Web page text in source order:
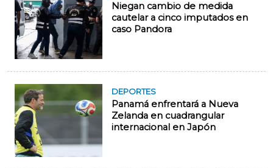
Niegan cambio de medida
cautelar a cinco imputados en
caso Pandora
DEPORTES
Panamá enfrentará a Nueva
Zelanda en cuadrangular
internacional en Japón